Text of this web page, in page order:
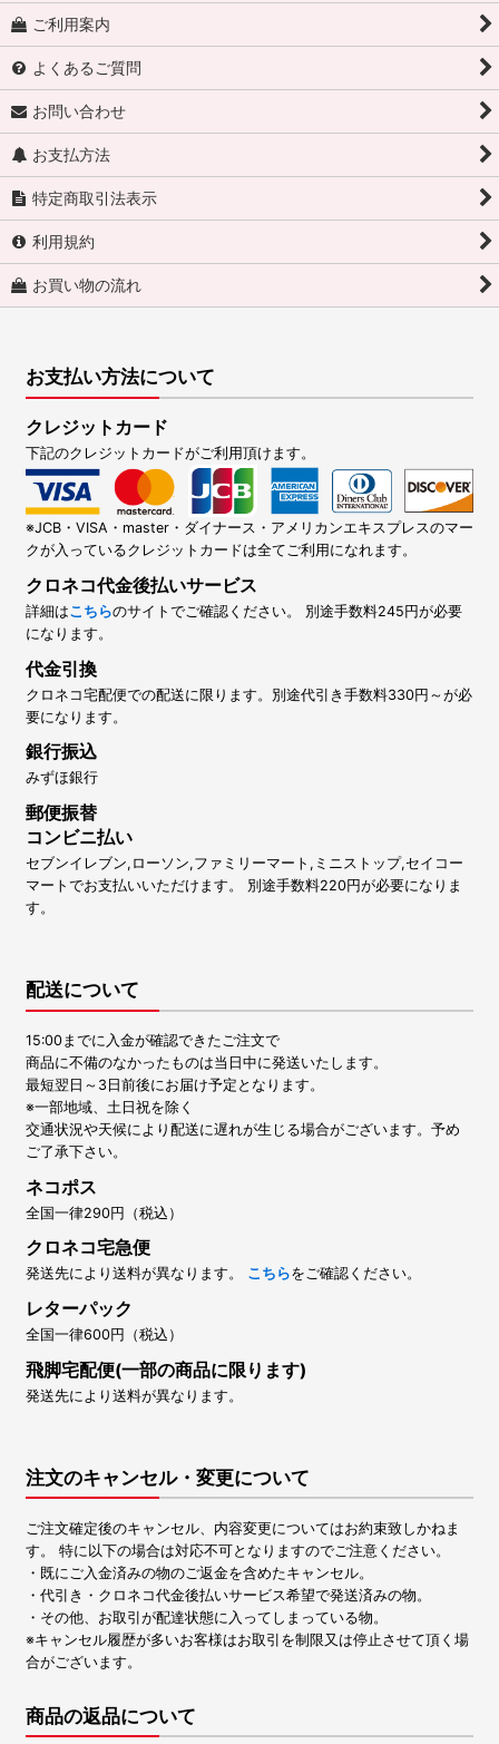
ご利用案内
よくあるご質問
お問い合わせ
お支払方法
特定商取引法表示
利用規約
お買い物の流れ
お支払い方法について
クレジットカード
下記のクレジットカードがご利用頂けます。
※JCB・VISA・master・ダイナース・アメリカンエキスプレスのマー
クが入っているクレジットカードは全てご利用になれます。
クロネコ代金後払いサービス
詳細はこちらのサイトでご確認ください。 別途手数料245円が必要
になります。
代金引換
クロネコ宅配便での配送に限ります。別途代引き手数料330円～が必
要になります。
銀行振込
みずほ銀行
郵便振替
コンビニ払い
セブンイレブン,ローソン,ファミリーマート,ミニストップ,セイコー
マートでお支払いいただけます。 別途手数料220円が必要になりま
す。
配送について
15:00までに入金が確認できたご注文で
商品に不備のなかったものは当日中に発送いたします。
最短翌日～3日前後にお届け予定となります。
※一部地域、土日祝を除く
交通状況や天候により配送に遅れが生じる場合がございます。予め
ご了承下さい。
ネコポス
全国一律290円（税込）
クロネコ宅急便
発送先により送料が異なります。 こちらをご確認ください。
レターパック
全国一律600円（税込）
飛脚宅配便(一部の商品に限ります)
発送先により送料が異なります。
注文のキャンセル・変更について
ご注文確定後のキャンセル、内容変更についてはお約束致しかねま
す。 特に以下の場合は対応不可となりますのでご注意ください。
・既にご入金済みの物のご返金を含めたキャンセル。
・代引き・クロネコ代金後払いサービス希望で発送済みの物。
・その他、お取引が配達状態に入ってしまっている物。
※キャンセル履歴が多いお客様はお取引を制限又は停止させて頂く場
合がございます。
商品の返品について